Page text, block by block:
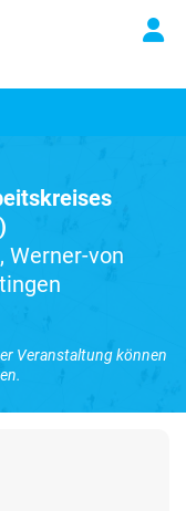
Werner-von
Veranstaltung können